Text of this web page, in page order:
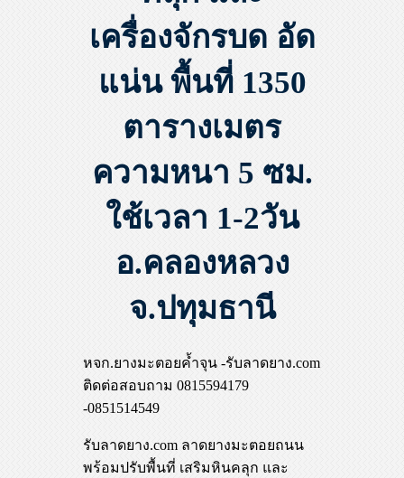
เครื่องจักรบด อัด
แน่น พื้นที่ 1350
ตารางเมตร
ความหนา 5 ซม.
ใช้เวลา 1-2วัน
อ.คลองหลวง
จ.ปทุมธานี
หจก.ยางมะตอยค้ำจุน -รับลาดยาง.com
ติดต่อสอบถาม 0815594179
-0851514549
รับลาดยาง.com ลาดยางมะตอยถนน
พร้อมปรับพื้นที่ เสริมหินคลุก และ